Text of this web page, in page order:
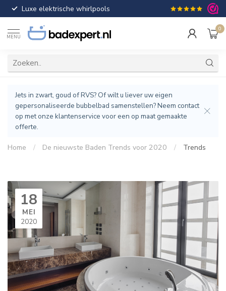
Luxe elektrische whirlpools Gratis
MENU
0
Jets in zwart, goud of RVS? Of wilt u liever uw eigen
gepersonaliseerde bubbelbad samenstellen? Neem contact
op met onze klantenservice voor een op maat gemaakte
offerte.
Home / De nieuwste Baden Trends voor 2020 / Trends
18
MEI
2020